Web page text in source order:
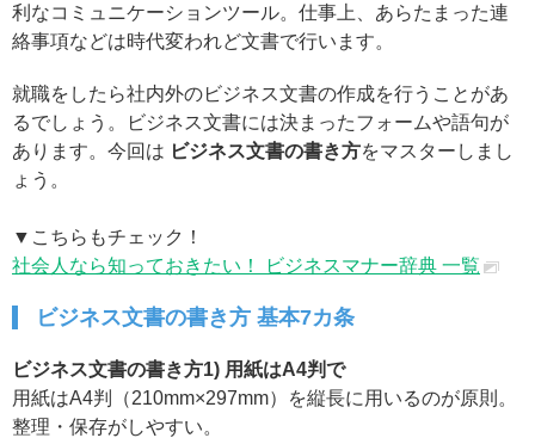
利なコミュニケーションツール。仕事上、あらたまった連
絡事項などは時代変われど文書で行います。
就職をしたら社内外のビジネス文書の作成を行うことがあ
るでしょう。ビジネス文書には決まったフォームや語句が
あります。今回は ビジネス文書の書き方をマスターしまし
ょう。
▼こちらもチェック！
社会人なら知っておきたい！ ビジネスマナー辞典 一覧
ビジネス文書の書き方 基本7カ条
ビジネス文書の書き方1) 用紙はA4判で
用紙はA4判（210mm×297mm）を縦長に用いるのが原則。
整理・保存がしやすい。